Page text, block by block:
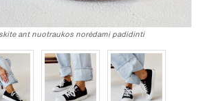
ant nuotraukos norėdami padidinti